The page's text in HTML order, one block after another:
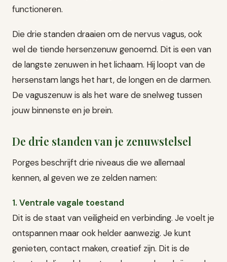
functioneren.
Die drie standen draaien om de nervus vagus, ook
wel de tiende hersenzenuw genoemd. Dit is een van
de langste zenuwen in het lichaam. Hij loopt van de
hersenstam langs het hart, de longen en de darmen.
De vaguszenuw is als het ware de snelweg tussen
jouw binnenste en je brein.
De drie standen van je zenuwstelsel
Porges beschrijft drie niveaus die we allemaal
kennen, al geven we ze zelden namen:
1. Ventrale vagale toestand
Dit is de staat van veiligheid en verbinding. Je voelt je
ontspannen maar ook helder aanwezig. Je kunt
genieten, contact maken, creatief zijn. Dit is de